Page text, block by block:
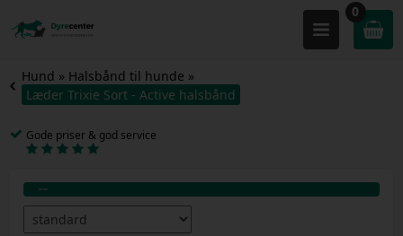
0
Hund » Halsbånd til hunde »
Læder Trixie Sort - Active halsbånd
Gode priser & god service